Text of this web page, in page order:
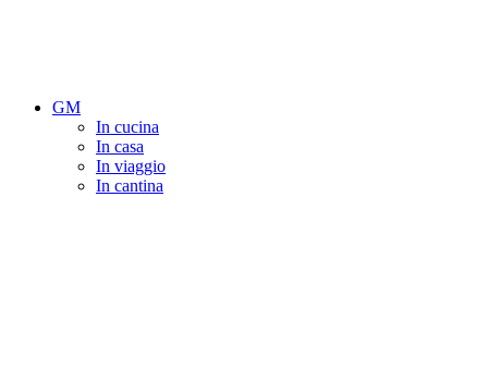
GM
In cucina
In casa
In viaggio
In cantina